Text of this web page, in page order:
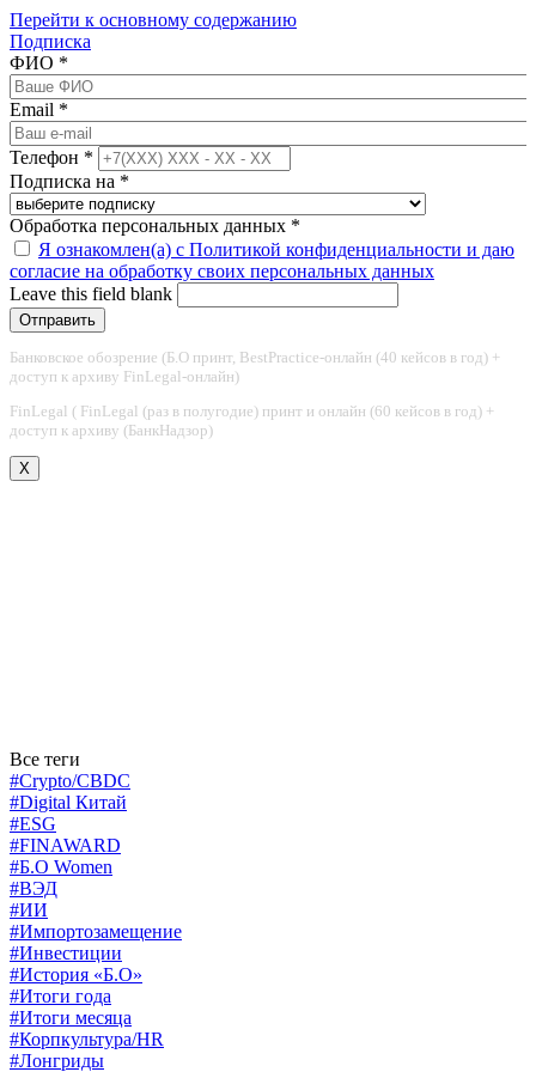
Перейти к основному содержанию
Подписка
ФИО *
Email *
Телефон *
Подписка на *
Обработка персональных данных *
Я ознакомлен(а) с Политикой конфиденциальности и даю
согласие на обработку своих персональных данных
Leave this field blank
Банковское обозрение (Б.О принт, BestPractice-онлайн (40 кейсов в год) +
доступ к архиву FinLegal-онлайн)
FinLegal ( FinLegal (раз в полугодие) принт и онлайн (60 кейсов в год) +
доступ к архиву (БанкНадзор)
X
Все теги
#Crypto/CBDC
#Digital Китай
#ESG
#FINAWARD
#Б.О Women
#ВЭД
#ИИ
#Импортозамещение
#Инвестиции
#История «Б.О»
#Итоги года
#Итоги месяца
#Корпкультура/HR
#Лонгриды